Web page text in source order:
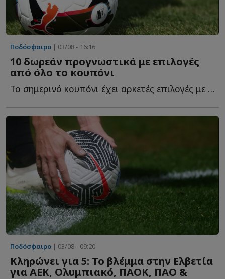
Ποδόσφαιρο | 03/08 - 16:16
10 δωρεάν προγνωστικά με επιλογές
από όλο το κουπόνι
Το σημερινό κουπόνι έχει αρκετές επιλογές με ενδιαφέρον κ...
Ποδόσφαιρο | 03/08 - 09:20
Κληρώνει για 5: Το βλέμμα στην Ελβετία
για ΑΕΚ, Ολυμπιακό, ΠΑΟΚ, ΠAO &